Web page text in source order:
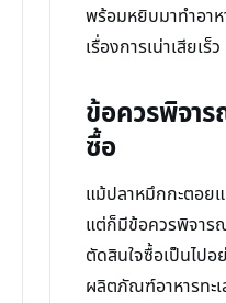
พร้อมหยิบมาทำอา
เรื่องการเน่าเสียเร็ว
ข้อควรพิจา
ซื้อ
แม้ปลาหมึกกะตอย
แต่ก็มีข้อควรพิจาร
ตัดสินใจซื้อเป็นไปอ
ผลิตภัณฑ์อาหารทะ